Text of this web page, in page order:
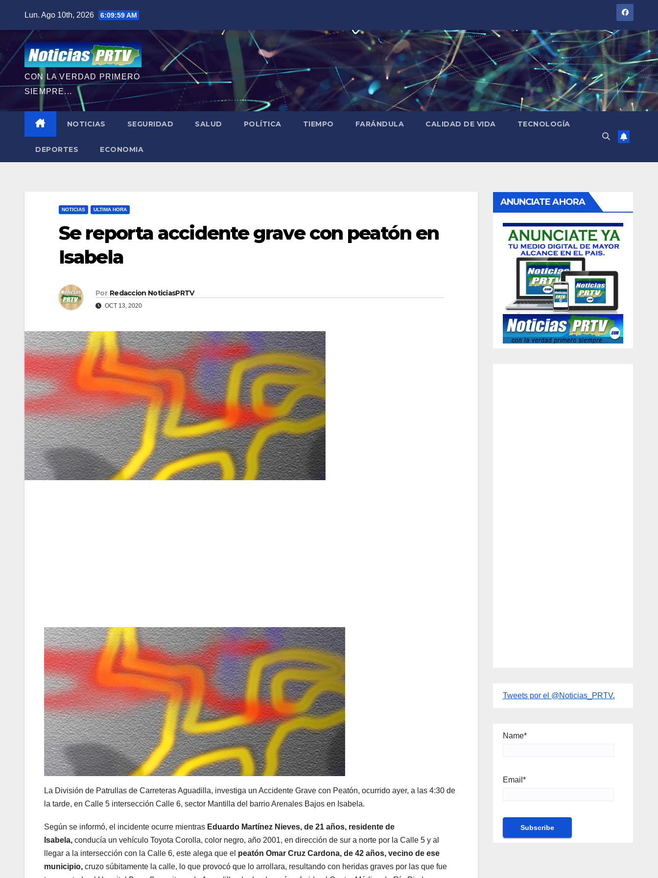
contenido
Lun. Ago 10th, 2026 6:10:00 AM
CON LA VERDAD PRIMERO
SIEMPRE...
NOTICIAS SEGURIDAD SALUD POLÍTICA TIEMPO FARÁNDULA CALIDAD DE VIDA TECNOLOGÍA
DEPORTES ECONOMIA
NOTICIAS ULTIMA HORA
Se reporta accidente grave con peatón en
Isabela
Por Redaccion NoticiasPRTV
OCT 13, 2020
La División de Patrullas de Carreteras Aguadilla, investiga un Accidente Grave con Peatón, ocurrido ayer, a las 4:30 de
la tarde, en Calle 5 intersección Calle 6, sector Mantilla del barrio Arenales Bajos en Isabela.
Según se informó, el incidente ocurre mientras Eduardo Martínez Nieves, de 21 años, residente de
Isabela, conducía un vehículo Toyota Corolla, color negro, año 2001, en dirección de sur a norte por la Calle 5 y al
llegar a la intersección con la Calle 6, este alega que el peatón Omar Cruz Cardona, de 42 años, vecino de ese
municipio, cruzo súbitamente la calle, lo que provocó que lo arrollara, resultando con heridas graves por las que fue
ANUNCIATE AHORA
Tweets por el @Noticias_PRTV.
Name*
Email*